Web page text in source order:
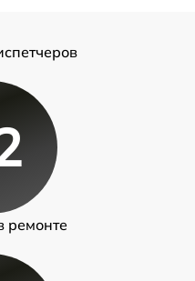
ремонте